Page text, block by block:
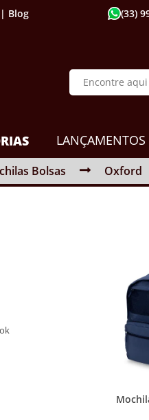
Blog (33)
LANÇAMENTOS
Bolsas Oxford